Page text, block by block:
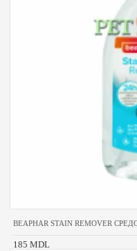
BEAPHAR STAIN REMOVER
185 MDL